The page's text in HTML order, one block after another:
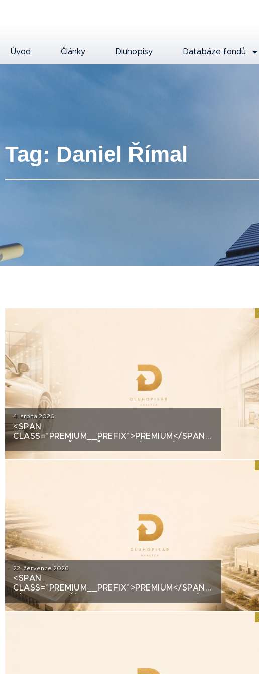
Úvod Články Dluhopisy Databáze fondů
Tag: Daniel Římal
4. srpna 2026
<SPAN
CLASS="PREMIUM__PREFIX">PREMIUM</SPAN>OD
22. července 2026
<SPAN
CLASS="PREMIUM__PREFIX">PREMIUM</SPAN>ACCOLADE
ZÍSKALA DALŠÍ 2,5 MILIARDY KORUN, KTERÉ
ČEKÁ V ROCE 2030 VELKÝ TEST. CO